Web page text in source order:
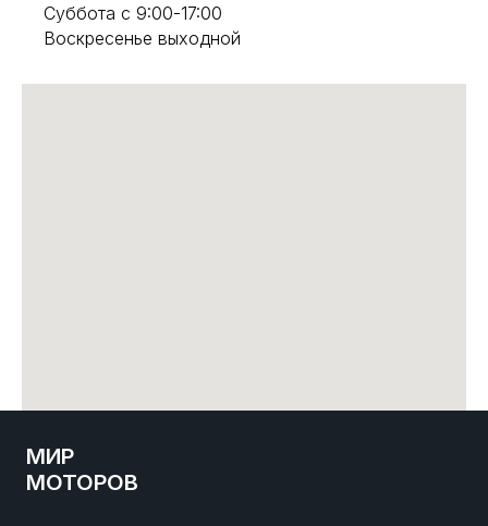
Суббота с 9:00-17:00
Воскресенье выходной
МИР
МОТОРОВ